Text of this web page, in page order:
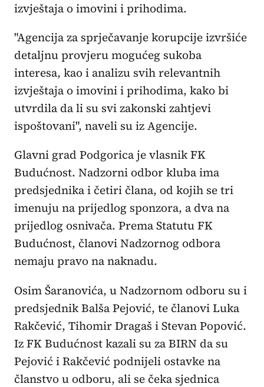
izvještaja o imovini i prihodima.
"Agencija za sprječavanje korupcije izvršiće
detaljnu provjeru mogućeg sukoba
interesa, kao i analizu svih relevantnih
izvještaja o imovini i prihodima, kako bi
utvrdila da li su svi zakonski zahtjevi
ispoštovani", naveli su iz Agencije.
Glavni grad Podgorica je vlasnik FK
Budućnost. Nadzorni odbor kluba ima
predsjednika i četiri člana, od kojih se tri
imenuju na prijedlog sponzora, a dva na
prijedlog osnivača. Prema Statutu FK
Budućnost, članovi Nadzornog odbora
nemaju pravo na naknadu.
Osim Šaranovića, u Nadzornom odboru su i
predsjednik Balša Pejović, te članovi Luka
Rakčević, Tihomir Dragaš i Stevan Popović.
Iz FK Budućnost kazali su za BIRN da su
Pejović i Rakčević podnijeli ostavke na
članstvo u odboru, ali se čeka sjednica